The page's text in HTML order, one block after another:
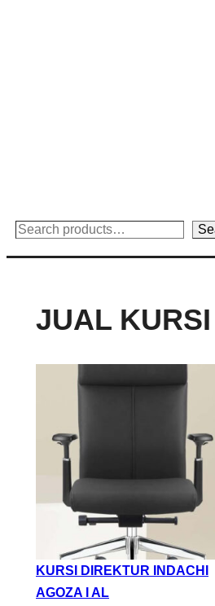
Search
JUAL
KURSI DIREKTUR INDACHI
AGOZA I AL